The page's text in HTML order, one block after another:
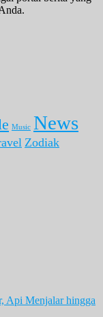
Music News
Zodiak
Api Menjalar hingga